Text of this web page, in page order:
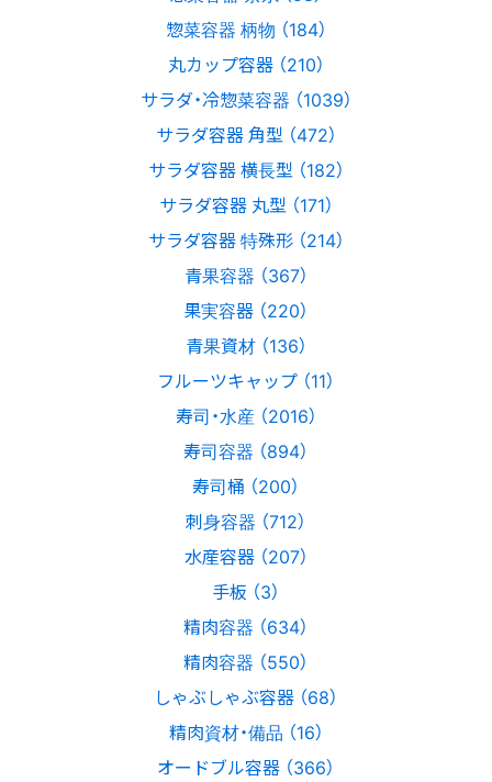
惣菜容器 柄物 （184）
丸カップ容器 （210）
サラダ・冷惣菜容器 （1039）
サラダ容器 角型 （472）
サラダ容器 横長型 （182）
サラダ容器 丸型 （171）
サラダ容器 特殊形 （214）
青果容器 （367）
果実容器 （220）
青果資材 （136）
フルーツキャップ （11）
寿司・水産 （2016）
寿司容器 （894）
寿司桶 （200）
刺身容器 （712）
水産容器 （207）
手板 （3）
精肉容器 （634）
精肉容器 （550）
しゃぶしゃぶ容器 （68）
精肉資材・備品 （16）
オードブル容器 （366）